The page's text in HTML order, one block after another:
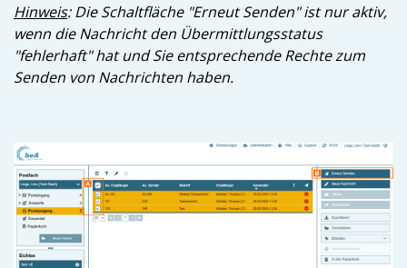
Hinweis: Die Schaltfläche "Erneut Senden" ist nur aktiv,
wenn die Nachricht den Übermittlungsstatus
"fehlerhaft" hat und Sie entsprechende Rechte zum
Senden von Nachrichten haben.